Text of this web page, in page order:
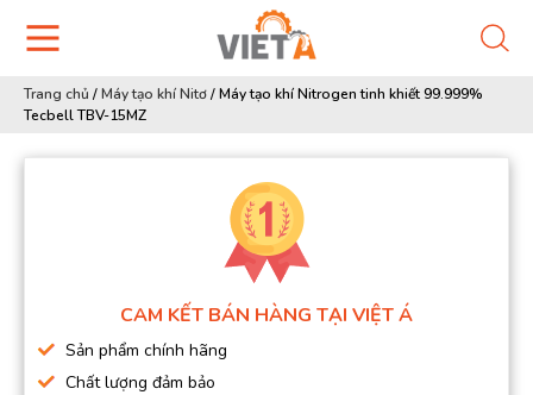
Trang chủ /Máy tạo khí Nitơ/Máy tạo khí Nitrogen tinh khiết 99.999%
Tecbell TBV-15MZ
CAM KẾT BÁN HÀNG TẠI VIỆT Á
Sản phẩm chính hãng
Chất lượng đảm bảo